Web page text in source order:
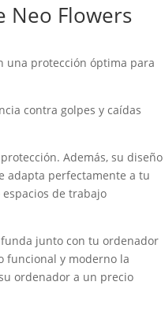
Neo Flowers
una protección óptima para
contra golpes y caídas
Además, su diseño
adapta perfectamente a tu
de trabajo
junto con tu ordenador
funcional y moderno la
ordenador a un precio